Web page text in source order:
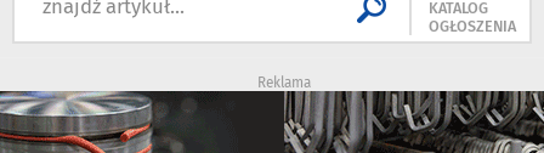
KATALOG
OGŁOSZENIA
Reklama